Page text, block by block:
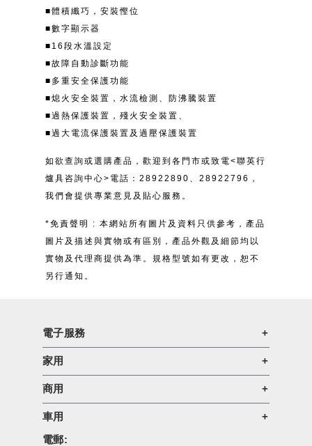
■體積纖巧，安裝慳位
■數字顯示器
■16段水溫設定
■故障自動診斷功能
■多重安全保護功能
■熄火安全裝置，水流檢測、防沸騰裝置
■過熱保護裝置，殘火安全裝置、
■過大電流保護裝置及過壓保護裝置
如欲查詢或選購產品，歡迎到各門市或致電<聯英行
爐具咨詢中心>電話：28922890、28922796，
我們會提供專業意見及貼心服務。
*免責聲明 : 本網站所有圖片及資料只供參考，產品
圖片及描述與實物或有區別，產品外觀及細節均以
實物及代理商提供為準。規格型號如有更改，恕不
另行通知。
電子服務
家用
商用
車用
電郵: